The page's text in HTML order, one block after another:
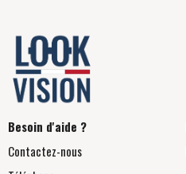
Besoin d'aide ?
Contactez-nous